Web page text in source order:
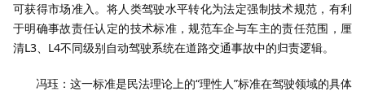
可获得市场准入。将人类驾驶水平转化为法定强制技术规范，有利
于明确事故责任认定的技术标准，规范车企与车主的责任范围，厘
清L3、L4不同级别自动驾驶系统在道路交通事故中的归责逻辑。
冯珏：这一标准是民法理论上的“理性人”标准在驾驶领域的具体